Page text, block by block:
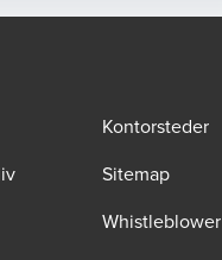
Kontorsteder
Sitemap
Whistleblower